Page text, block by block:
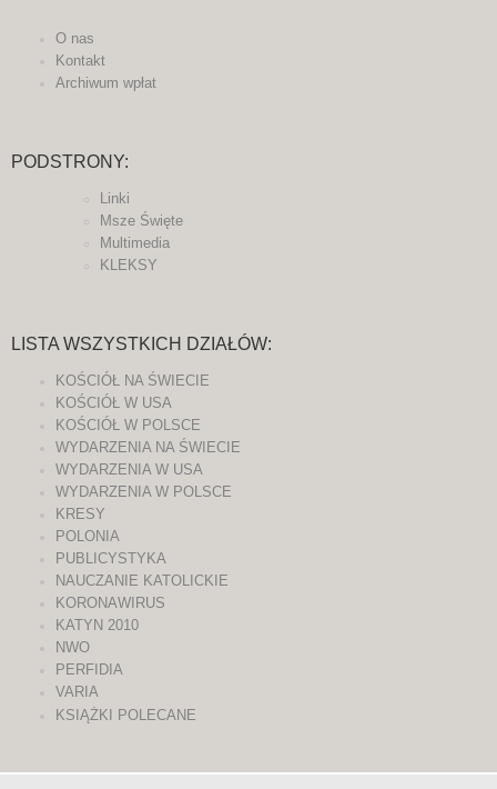
O nas
Kontakt
Archiwum wpłat
PODSTRONY:
Linki
Msze Święte
Multimedia
KLEKSY
LISTA WSZYSTKICH DZIAŁÓW:
KOŚCIÓŁ NA ŚWIECIE
KOŚCIÓŁ W USA
KOŚCIÓŁ W POLSCE
WYDARZENIA NA ŚWIECIE
WYDARZENIA W USA
WYDARZENIA W POLSCE
KRESY
POLONIA
PUBLICYSTYKA
NAUCZANIE KATOLICKIE
KORONAWIRUS
KATYN 2010
NWO
PERFIDIA
VARIA
KSIĄŻKI POLECANE